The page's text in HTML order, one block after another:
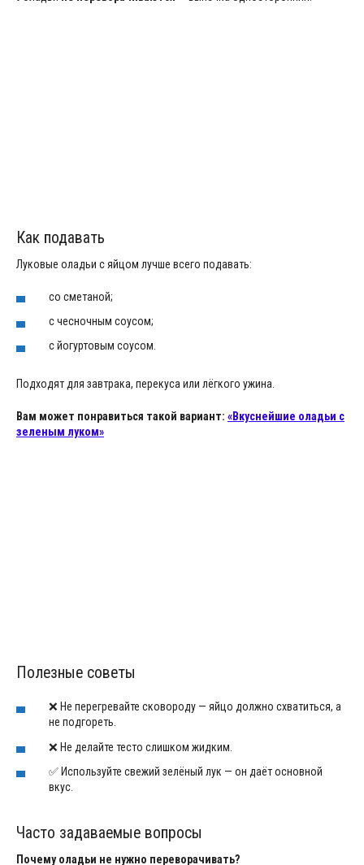
Как подавать
Луковые оладьи с яйцом лучше всего подавать:
со сметаной;
с чесночным соусом;
с йогуртовым соусом.
Подходят для завтрака, перекуса или лёгкого ужина.
Вам может понравиться такой вариант: «Вкуснейшие оладьи с
зеленым луком»
Полезные советы
❌ Не перегревайте сковороду — яйцо должно схватиться, а
не подгореть.
❌ Не делайте тесто слишком жидким.
✅ Используйте свежий зелёный лук — он даёт основной
вкус.
Часто задаваемые вопросы
Почему оладьи не нужно переворачивать?